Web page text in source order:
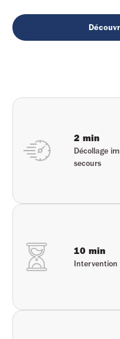
2 min
Décollage
secours
10 min
Intervention